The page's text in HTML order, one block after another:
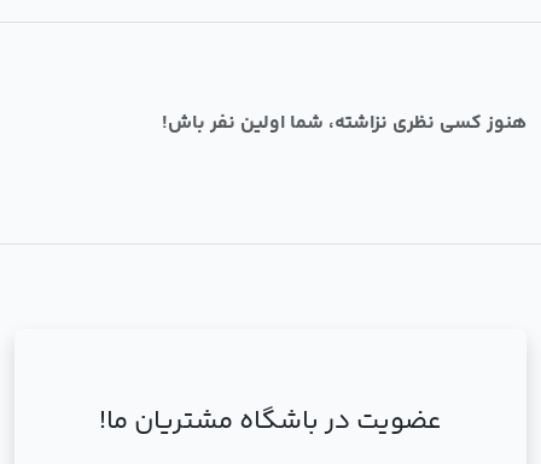
هنوز کسی نظری نزاشته، شما اولین نفر باش!
عضویت در باشگاه مشتریان ما!